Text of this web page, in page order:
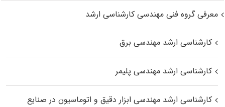
معرفی گروه فنی مهندسی کارشناسی ارشد
کارشناسی ارشد مهندسی برق
کارشناسی ارشد مهندسی پلیمر
کارشناسی ارشد مهندسی ابزار دقیق و اتوماسیون در صنایع